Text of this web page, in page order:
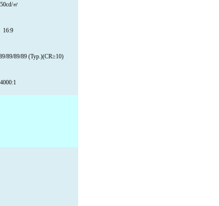
50cd/㎡
16:9
89/89/89 (Typ.)(CR≥10)
4000:1